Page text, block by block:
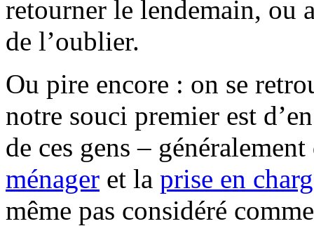
retourner le lendemain, ou
de l’oublier.
Ou pire encore : on se
notre souci premier est
de ces gens –
ménager et la prise en
même pas considéré